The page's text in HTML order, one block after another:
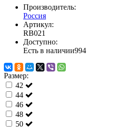
Производитель:
Россия
Артикул:
RB021
Доступно:
Есть в наличии994
Размер:
42
44
46
48
50